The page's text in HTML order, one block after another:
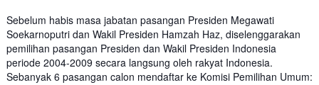
Sebelum habis masa jabatan pasangan Presiden Megawati
Soekarnoputri dan Wakil Presiden Hamzah Haz, diselenggarakan
pemilihan pasangan Presiden dan Wakil Presiden Indonesia
periode 2004-2009 secara langsung oleh rakyat Indonesia.
Sebanyak 6 pasangan calon mendaftar ke Komisi Pemilihan Umum: